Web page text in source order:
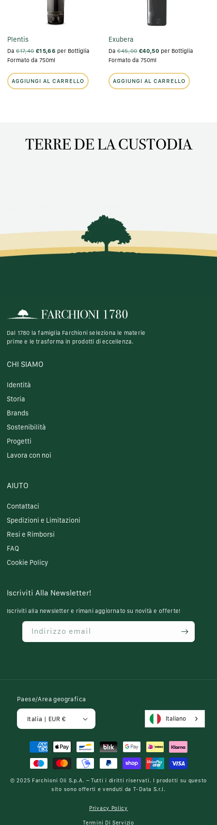
Plentis
Da €17,40 €15,66 per Bottiglia
Formato da 750ml
AGGIUNGI AL CARRELLO
Exubera
Da €45,00 €40,50 per Bottiglia
Formato da 750ml
AGGIUNGI AL CARRELLO
TERRE DE LA CUSTODIA
Dal 1780 la famiglia Farchioni seleziona le materie
prime e le trasforma in prodotti di eccellenza.
CHI SIAMO
Identità
Storia
Brands
Sostenibilità
Progetti
Lavora con noi
AIUTO
Contattaci
Spedizioni e Limitazioni
Resi e Rimborsi
FAQ
Cookie Policy
Iscriviti Alla Newsletter!
Iscriviti alla newsletter e rimani aggiornato su novità e offerte!
Indirizzo email
Paese/Area geografica
Italia | EUR € Italiano
Metodi
pagamento
© 2025 Farchioni Oli S.p.A. – Tutti i diritti riservati. I prodotti su questo
sito sono offerti e venduti da T-Data S.r.l.
Privacy Policy
Termini Di Servizio